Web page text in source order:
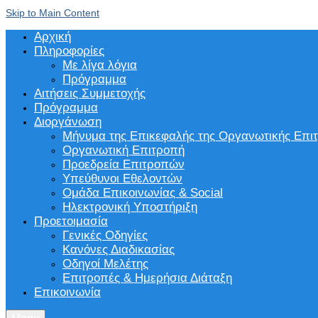
Skip to Main Content
Αρχική
Πληροφορίες
Με λίγα λόγια
Πρόγραμμα
Αιτήσεις Συμμετοχής
Πρόγραμμα
Διοργάνωση
Μήνυμα της Επικεφαλής της Οργανωτικής
Οργανωτική Επιτροπή
Προεδρεία Επιτροπών
Υπεύθυνοι Εθελοντών
Ομάδα Επικοινωνίας & Social
Ηλεκτρονική Υποστήριξη
Προετοιμασία
Γενικές Οδηγίες
Κανόνες Διαδικασίας
Οδηγοί Μελέτης
Επιτροπές & Ημερήσια Διάταξη
Επικοινωνία